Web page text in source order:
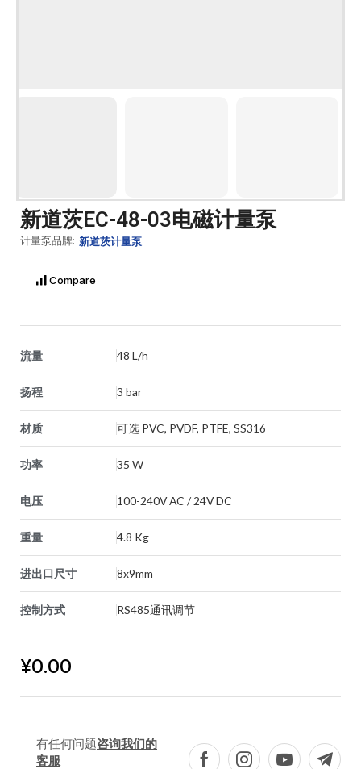
新道茨EC-48-03电磁计量泵
计量泵品牌: 新道茨计量泵
Compare
流量 48 L/h
扬程 3 bar
材质 可选 PVC, PVDF, PTFE, SS316
功率 35 W
电压 100-240V AC / 24V DC
重量 4.8 Kg
进出口尺寸 8x9mm
控制方式 RS485通讯调节
¥0.00
有任何问题咨询我们的
客服